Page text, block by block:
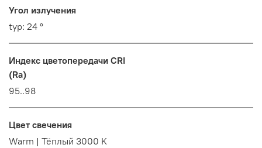
Угол излучения
typ: 24 °
Индекс цветопередачи CRI
(Ra)
95..98
Цвет свечения
Warm | Тёплый 3000 K